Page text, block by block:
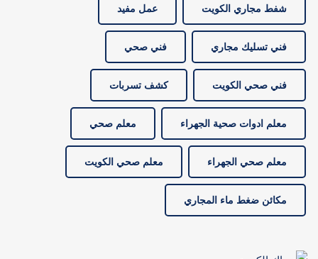
شفط مجاري الكويت عمل مفيد
فني تسليك مجاري فني صحي
فني صحي الكويت كشف تسربات
معلم ادوات صحية الجهراء معلم صحي
معلم صحي الجهراء معلم صحي الكويت
مكائن ضغط ماء المجاري